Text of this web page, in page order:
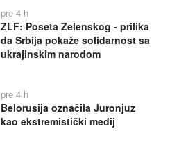
pre 4 h
ZLF: Poseta Zelenskog - prilika
da Srbija pokaže solidarnost sa
ukrajinskim narodom
pre 4 h
Belorusija označila Juronjuz
kao ekstremistički medij